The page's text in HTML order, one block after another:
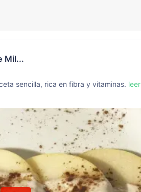
Mil...
sencilla, rica en fibra y vitaminas. leer